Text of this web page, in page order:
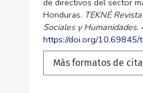
de directivos del sector
Honduras. TEKNÉ
Sociales y Humanidades,
https://doi.org/10.69845/
Más formatos de cita